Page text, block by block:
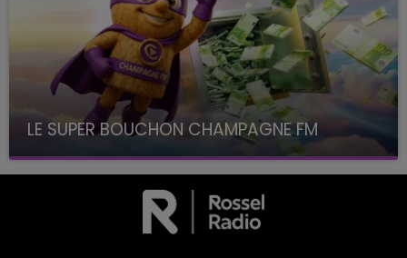
LE SUPER BOUCHON CHAMPAGNE FM
avec La Famille Champagne FM, à 8H10